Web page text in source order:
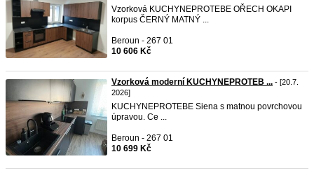
Vzorková KUCHYNEPROTEBE OŘECH OKAPI
korpus ČERNÝ MATNÝ ...
Beroun - 267 01
10 606 Kč
Vzorková moderní KUCHYNEPROTEB ... - [20.7.
2026]
KUCHYNEPROTEBE Siena s matnou povrchovou
úpravou. Ce ...
Beroun - 267 01
10 699 Kč